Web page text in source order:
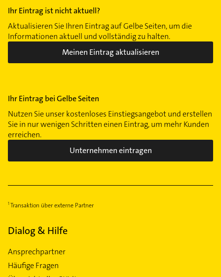
Ihr Eintrag ist nicht aktuell?
Aktualisieren Sie Ihren Eintrag auf Gelbe Seiten, um die
Informationen aktuell und vollständig zu halten.
Meinen Eintrag aktualisieren
Ihr Eintrag bei Gelbe Seiten
Nutzen Sie unser kostenloses Einstiegsangebot und erstellen
Sie in nur wenigen Schritten einen Eintrag, um mehr Kunden
erreichen.
Unternehmen eintragen
Transaktion über externe Partner
Dialog & Hilfe
Ansprechpartner
Häufige Fragen